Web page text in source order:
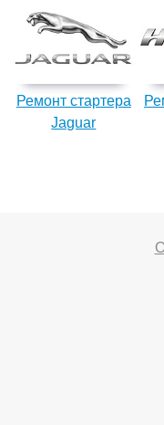
Ремонт стартера
Jaguar